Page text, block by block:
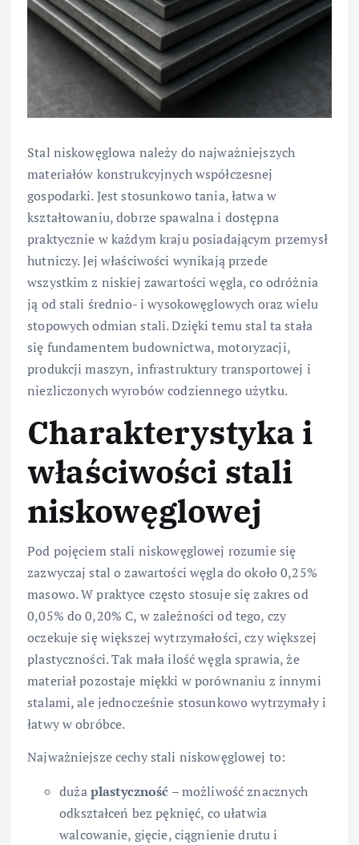
Stal niskowęglowa należy do najważniejszych
materiałów konstrukcyjnych współczesnej
gospodarki. Jest stosunkowo tania, łatwa w
kształtowaniu, dobrze spawalna i dostępna
praktycznie w każdym kraju posiadającym przemysł
hutniczy. Jej właściwości wynikają przede
wszystkim z niskiej zawartości węgla, co odróżnia
ją od stali średnio- i wysokowęglowych oraz wielu
stopowych odmian stali. Dzięki temu stal ta stała
się fundamentem budownictwa, motoryzacji,
produkcji maszyn, infrastruktury transportowej i
niezliczonych wyrobów codziennego użytku.
Charakterystyka i
właściwości stali
niskowęglowej
Pod pojęciem stali niskowęglowej rozumie się
zazwyczaj stal o zawartości węgla do około 0,25%
masowo. W praktyce często stosuje się zakres od
0,05% do 0,20% C, w zależności od tego, czy
oczekuje się większej wytrzymałości, czy większej
plastyczności. Tak mała ilość węgla sprawia, że
materiał pozostaje miękki w porównaniu z innymi
stalami, ale jednocześnie stosunkowo wytrzymały i
łatwy w obróbce.
Najważniejsze cechy stali niskowęglowej to:
dużaplastyczność – możliwość znacznych
odkształceń bez pęknięć, co ułatwia
walcowanie, gięcie, ciągnienie drutu i